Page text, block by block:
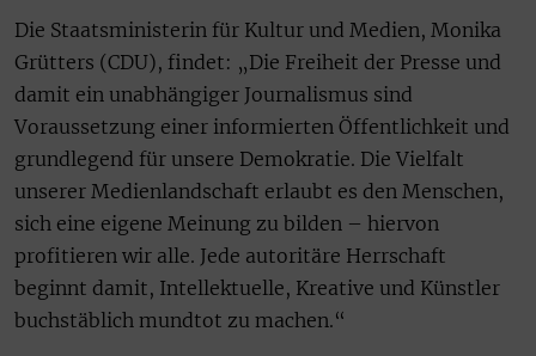
Die Staatsministerin für Kultur und Medien, Monika
Grütters (CDU), findet: „Die Freiheit der Presse und
damit ein unabhängiger Journalismus sind
Voraussetzung einer informierten Öffentlichkeit und
grundlegend für unsere Demokratie. Die Vielfalt
unserer Medienlandschaft erlaubt es den Menschen,
sich eine eigene Meinung zu bilden – hiervon
profitieren wir alle. Jede autoritäre Herrschaft
beginnt damit, Intellektuelle, Kreative und Künstler
buchstäblich mundtot zu machen.“